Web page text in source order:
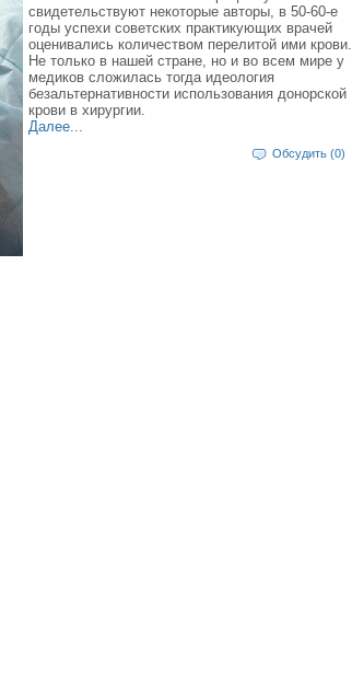
свидетельствуют некоторые авторы, в 50-60-е
годы успехи советских практикующих врачей
оценивались количеством перелитой ими крови.
Не только в нашей стране, но и во всем мире у
медиков сложилась тогда идеология
безальтернативности использования донорской
крови в хирургии.
Далее...
Обсудить (0)